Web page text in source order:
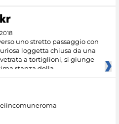
uno stretto passaggio con
loggetta chiusa da una
a tortiglioni, si giunge
stanza della